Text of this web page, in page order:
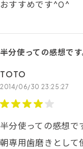
おすすめです^0^
半分使っての感想で
TOTO
2014/06/30 23:25:27
半分使っての感想で
朝専用歯磨きとして